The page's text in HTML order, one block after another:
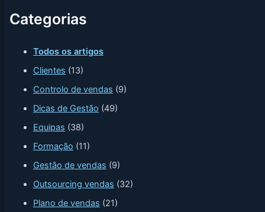
Categorias
Todos os artigos
Clientes (13)
Controlo de vendas (9)
Dicas de Gestão (49)
Equipas (38)
Formação (11)
Gestão de vendas (9)
Outsourcing vendas (32)
Plano de vendas (21)